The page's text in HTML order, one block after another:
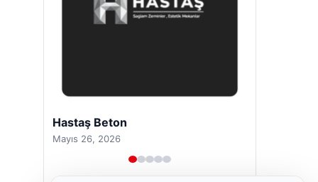
Hastaş Beton
Mayıs 26, 2026